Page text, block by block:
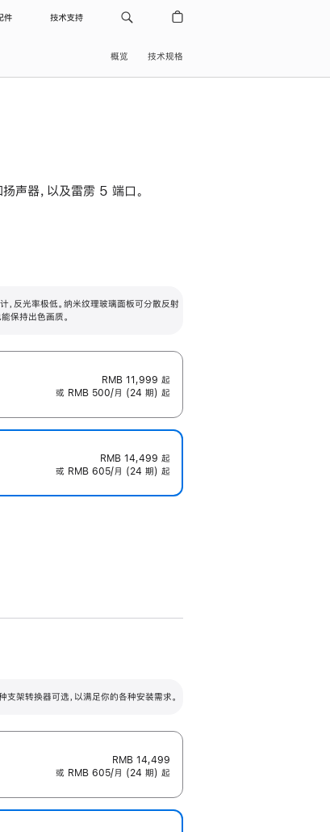
件 技术支持
概览 技术规格
器，以及雷雳 5 端口。
，反光率极低。纳米纹理玻璃面板可分散反射
保持出色画质。
RMB 11,999 起
或 RMB 500/月 (24 期) 起
RMB 14,499 起
或 RMB 605/月 (24 期) 起
毫米的高度调节范围。
架转换器可选，以满足你的各种安装需求。
RMB 14,499
或 RMB 605/月 (24 期) 起